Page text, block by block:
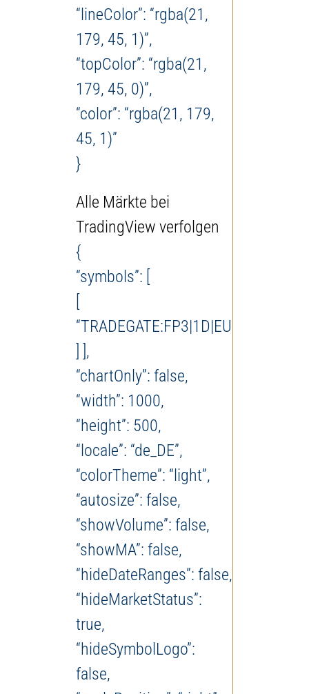
“lineColor”: “rgba(21,
179, 45, 1)”,
“topColor”: “rgba(21,
179, 45, 0)”,
“color”: “rgba(21, 179,
45, 1)”
}
Alle Märkte bei
TradingView verfolgen
{
“symbols”: [
“TRADEGATE:FP3|1D|EUR”
] ],
“chartOnly”: false,
“width”: 1000,
“height”: 500,
“locale”: “de_DE”,
“colorTheme”: “light”,
“autosize”: false,
“showVolume”: false,
“showMA”: false,
“hideDateRanges”: false,
“hideMarketStatus”:
true,
“hideSymbolLogo”:
false,